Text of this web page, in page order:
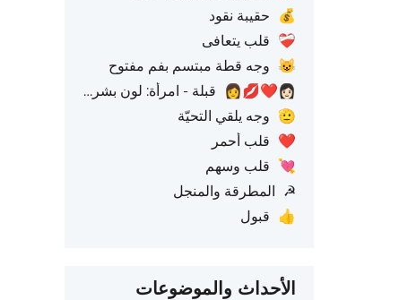
💰
حقيبة نقود
❤️‍🩹 قلب يتعافى
😺 وجه قطة مبتسم بفم مفتوح
👩🏻‍❤️‍💋‍👩
قبلة - امرأة: لون بشرة فاتح، امرأة: بدون لون بشرة
🫡 وجه يلقي التحيّة
❤️ قلب أحمر
💘 قلب وسهم
☭ المطرقة والمنجل
👍
قبول
الأحداث والموضوعات